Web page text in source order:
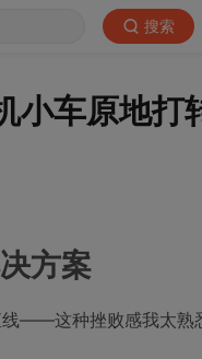
搜索
小车原地打
方案
线——这种挫败感我太熟